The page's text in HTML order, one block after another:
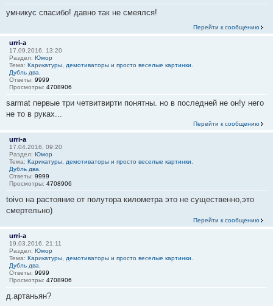
умникус спасибо! давно так не смеялся!
Перейти к сообщению
urri-a
17.09.2016, 13:20
Раздел: Юмор
Тема: Карикатуры, демотиваторы и просто веселые картинки.
Дубль два.
Ответы: 9999
Просмотры: 4708906
sarmat первые три четвитвирти понятны. но в последней не он!у него
не то в руках...
Перейти к сообщению
urri-a
17.04.2016, 09:20
Раздел: Юмор
Тема: Карикатуры, демотиваторы и просто веселые картинки.
Дубль два.
Ответы: 9999
Просмотры: 4708906
toivo на растояние от полутора километра это не существенно,это
смертельно)
Перейти к сообщению
urri-a
19.03.2016, 21:11
Раздел: Юмор
Тема: Карикатуры, демотиваторы и просто веселые картинки.
Дубль два.
Ответы: 9999
Просмотры: 4708906
д.артаньян?